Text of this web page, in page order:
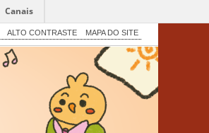
Canais
ALTO CONTRASTE MAPA DO SITE